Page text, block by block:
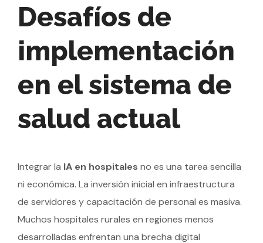
Desafíos de
implementación
en el sistema de
salud actual
Integrar la IA en hospitales no es una tarea sencilla
ni económica. La inversión inicial en infraestructura
de servidores y capacitación de personal es masiva.
Muchos hospitales rurales en regiones menos
desarrolladas enfrentan una brecha digital